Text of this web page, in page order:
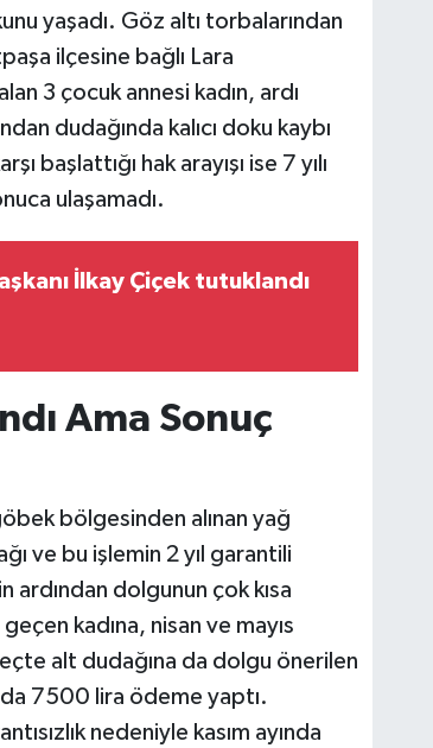
yaşadı. Göz altı torbalarından
ilçesine bağlı Lara
3 çocuk annesi kadın, ardı
dudağında kalıcı doku kaybı
başlattığı hak arayışı ise 7 yılı
ulaşamadı.
İlkay Çiçek tutuklandı
Ama Sonuç
bölgesinden alınan yağ
ve bu işlemin 2 yıl garantili
ardından dolgunun çok kısa
kadına, nisan ve mayıs
alt dudağına da dolgu önerilen
7500 lira ödeme yaptı.
nedeniyle kasım ayında